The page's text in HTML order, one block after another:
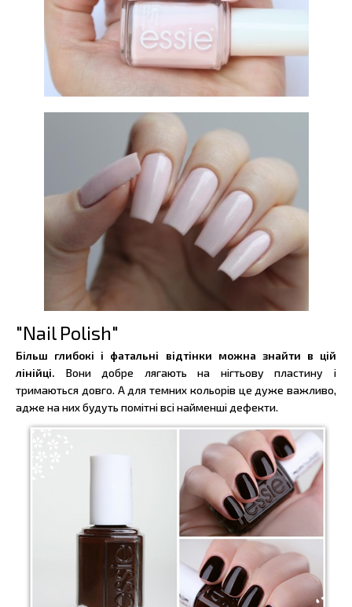
"Nail Polish"
Більш глибокі і фатальні відтінки можна знайти в цій
лінійці. Вони добре лягають на нігтьову пластину і
тримаються довго. А для темних кольорів це дуже важливо,
адже на них будуть помітні всі найменші дефекти.